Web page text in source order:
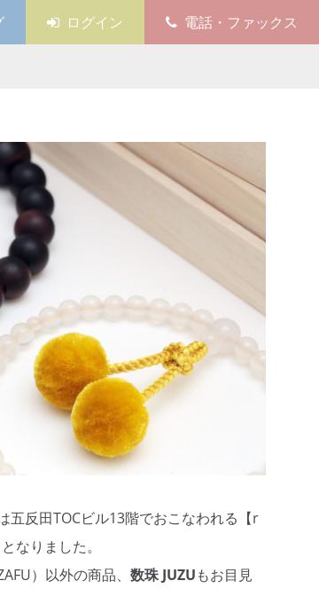
ログイン 電話・ファックス
五反田TOCビル13階でおこなわれる【r
なりました。
）以外の商品、 数珠 JUZUもお目見